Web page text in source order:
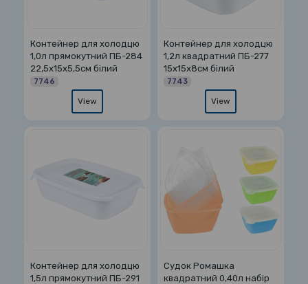
Контейнер для холодцю
1,0л прямокутний ПБ-284
22,5х15х5,5см білий
7746
View
Контейнер для холодцю
1,2л квадратний ПБ-277
15х15х8см білий
7743
View
Контейнер для холодцю
1,5л прямокутний ПБ-291
Судок Ромашка
квадратний 0,40л набір